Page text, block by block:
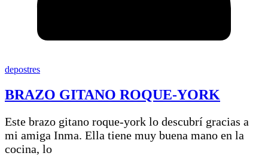
depostres
BRAZO GITANO ROQUE-YORK
Este brazo gitano roque-york lo descubrí gracias a
mi amiga Inma. Ella tiene muy buena mano en la
cocina, lo